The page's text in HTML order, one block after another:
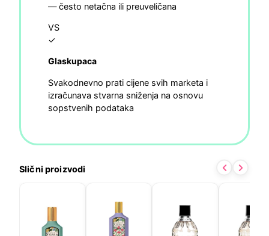
— često netačna ili preuveličana
VS
✓
Glaskupaca
Svakodnevno prati cijene svih marketa i
izračunava stvarna sniženja na osnovu
sopstvenih podataka
Slični proizvodi